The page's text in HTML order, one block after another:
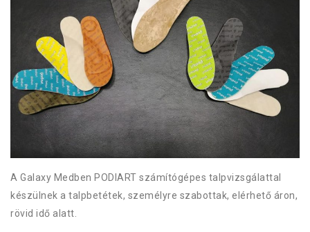
A Galaxy Medben PODIART számítógépes talpvizsgálattal
készülnek a talpbetétek, személyre szabottak, elérhető áron,
rövid idő alatt.